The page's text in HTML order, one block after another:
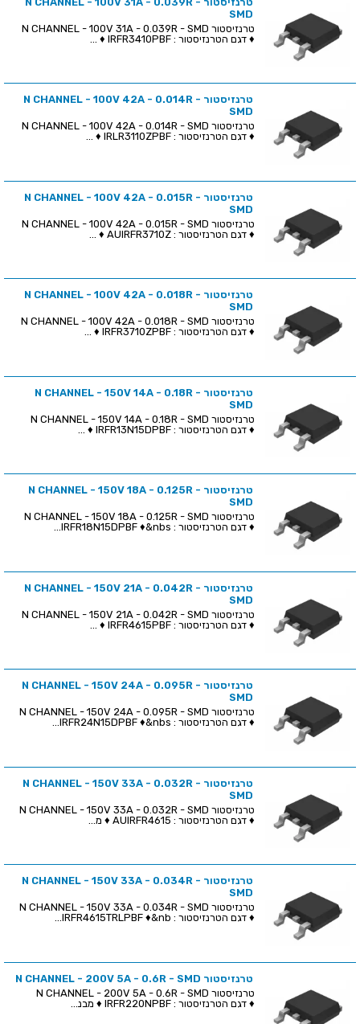
SMD
♦ דגם הטרנזיסטור : IRFR3410PBF ♦ ...
טרנזיסטור N CHANNEL - 100V 42A - 0.014R -
SMD
♦ דגם הטרנזיסטור : IRLR3110ZPBF ♦ ...
טרנזיסטור N CHANNEL - 100V 42A - 0.015R -
SMD
♦ דגם הטרנזיסטור : AUIRFR3710Z ♦ ...
טרנזיסטור N CHANNEL - 100V 42A - 0.018R -
SMD
♦ דגם הטרנזיסטור : IRFR3710ZPBF ♦ ...
טרנזיסטור N CHANNEL - 150V 14A - 0.18R -
SMD
♦ דגם הטרנזיסטור : IRFR13N15DPBF ♦ ...
טרנזיסטור N CHANNEL - 150V 18A - 0.125R -
SMD
♦ דגם הטרנזיסטור : IRFR18N15DPBF ♦&nbs...
טרנזיסטור N CHANNEL - 150V 21A - 0.042R -
SMD
♦ דגם הטרנזיסטור : IRFR4615PBF ♦ ...
טרנזיסטור N CHANNEL - 150V 24A - 0.095R -
SMD
♦ דגם הטרנזיסטור : IRFR24N15DPBF ♦&nbs...
טרנזיסטור N CHANNEL - 150V 33A - 0.032R -
SMD
♦ דגם הטרנזיסטור : AUIRFR4615 ♦ מ...
טרנזיסטור N CHANNEL - 150V 33A - 0.034R -
SMD
♦ דגם הטרנזיסטור : IRFR4615TRLPBF ♦&nb...
טרנזיסטור N CHANNEL - 200V 5A - 0.6R - SMD
♦ דגם הטרנזיסטור : IRFR220NPBF ♦ מבנ...